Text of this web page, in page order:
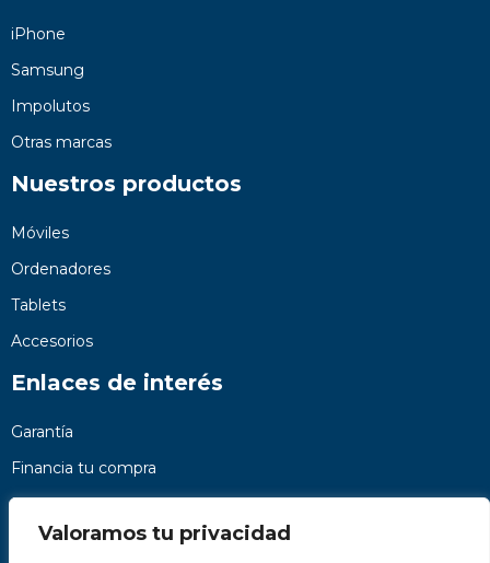
Valoramos tu privacidad
iPhone
Samsung
Impolutos
Otras marcas
Nuestros productos
Móviles
Ordenadores
Tablets
Accesorios
Enlaces de interés
Garantía
Financia tu compra
Preguntas frecuentes
Nosotros